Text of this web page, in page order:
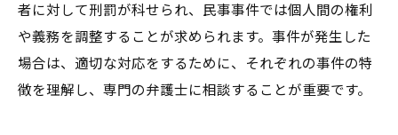
者に対して刑罰が科せられ、民事事件では個人間の権利
や義務を調整することが求められます。事件が発生した
場合は、適切な対応をするために、それぞれの事件の特
徴を理解し、専門の弁護士に相談することが重要です。